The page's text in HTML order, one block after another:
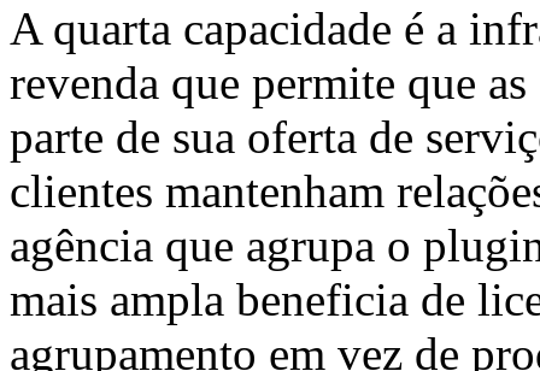
A quarta capacidade é a
revenda que permite que
parte de sua oferta de
clientes mantenham
agência que agrupa o
mais ampla beneficia de
agrupamento em vez de